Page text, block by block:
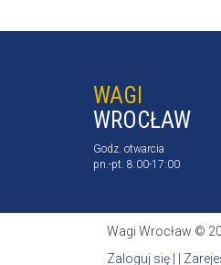
WAGI
WROCŁAW
Godz. otwarcia
pn.-pt. 8:00-17:00
Wagi Wrocław ©
Zaloguj się